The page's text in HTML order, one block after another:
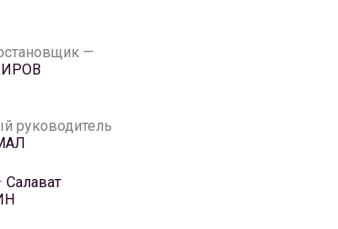
—
руководитель
Салават